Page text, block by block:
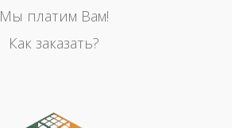
Мы платим Вам!
Как заказать?